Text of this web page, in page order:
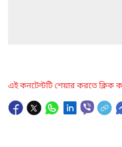
এই কনটেন্টটি শেয়ার করতে ক্লিক